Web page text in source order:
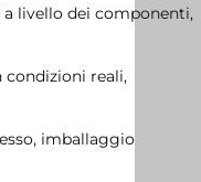
livello dei componenti,
condizioni reali,
imballaggio